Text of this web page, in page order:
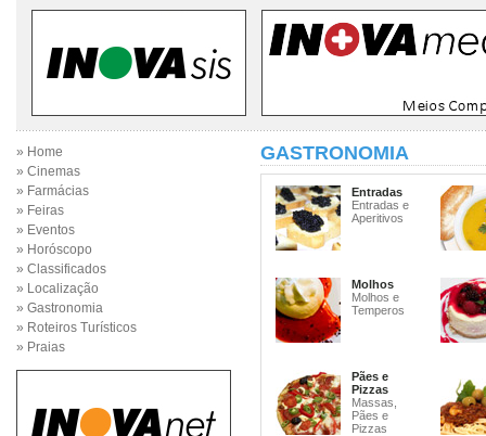
» Home
» Cinemas
» Farmácias
» Feiras
» Eventos
» Horóscopo
» Classificados
» Localização
» Gastronomia
» Roteiros Turísticos
» Praias
GASTRONOMIA
Entradas
Entradas e
Aperitivos
Molhos
Molhos e
Temperos
Pães e
Pizzas
Massas,
Pães e
Pizzas